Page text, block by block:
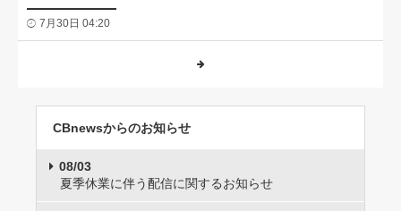
7月30日 04:20
CBnewsからのお知らせ
08/03
夏季休業に伴う配信に関するお知らせ